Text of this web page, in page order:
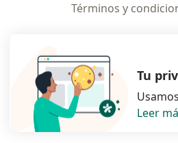
Términos y
Tu
Leer